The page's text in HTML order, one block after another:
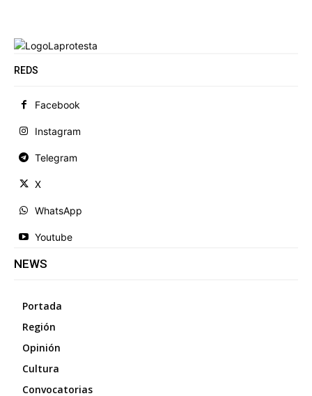
REDS
Facebook
Instagram
Telegram
X
WhatsApp
Youtube
NEWS
Portada
Región
Opinión
Cultura
Convocatorias